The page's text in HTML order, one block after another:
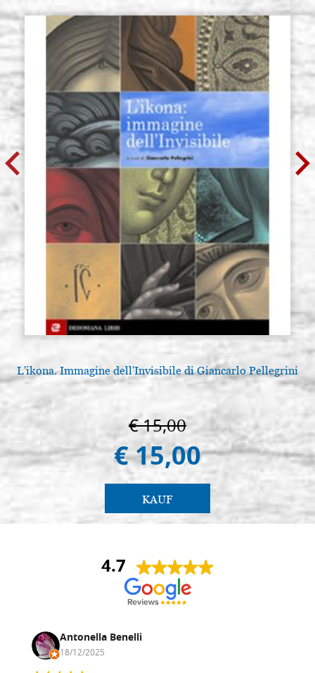
L'ikona. Immagine dell'Invisibile di Giancarlo Pellegrini
€ 15,00
€ 15,00
KAUF
4.7
Antonella Benelli
18/12/2025